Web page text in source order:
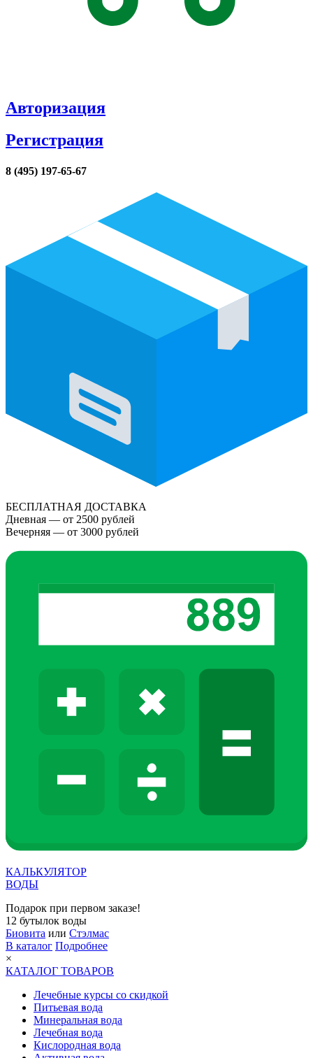
Авторизация
Регистрация
8 (495) 197-65-67
БЕСПЛАТНАЯ ДОСТАВКА
Дневная — от 2500 рублей
Вечерняя — от 3000 рублей
КАЛЬКУЛЯТОР
ВОДЫ
Подарок при первом заказе!
12 бутылок воды
Биовита или Стэлмас
В каталог Подробнее
×
КАТАЛОГ ТОВАРОВ
Лечебные курсы со скидкой
Питьевая вода
Минеральная вода
Лечебная вода
Кислородная вода